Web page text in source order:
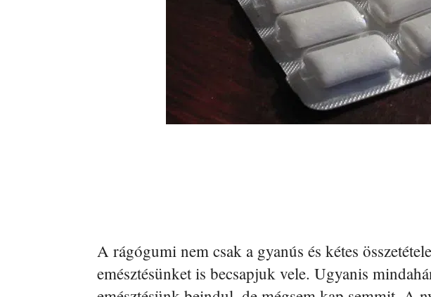
A rágógumi nem csak a gyanús és kétes
emésztésünket is becsapjuk vele. Ugyanis